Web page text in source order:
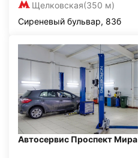
Щелковская(350 м)
Сиреневый бульвар, 83б
Автосервис Проспект Мира